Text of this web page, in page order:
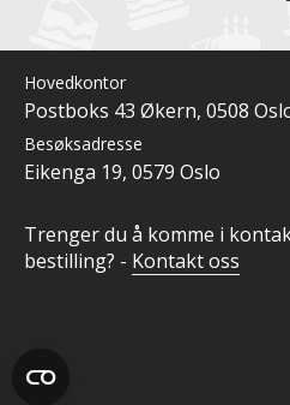
Hovedkontor
Postboks 43 Økern, 0508
Besøksadresse
Eikenga 19, 0579 Oslo
Trenger du å komme i
bestilling? - Kontakt oss